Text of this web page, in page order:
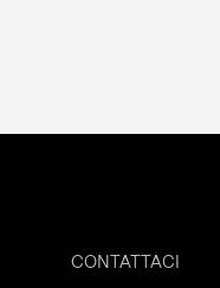
CONTATTACI